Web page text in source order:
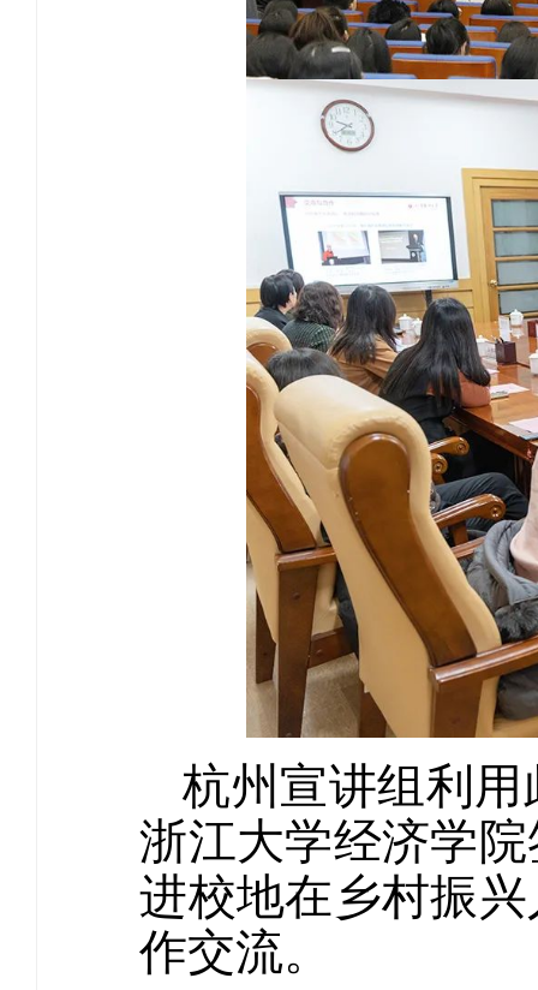
杭州宣讲组利
浙江大学经济学
进校地在乡村振
作交流。